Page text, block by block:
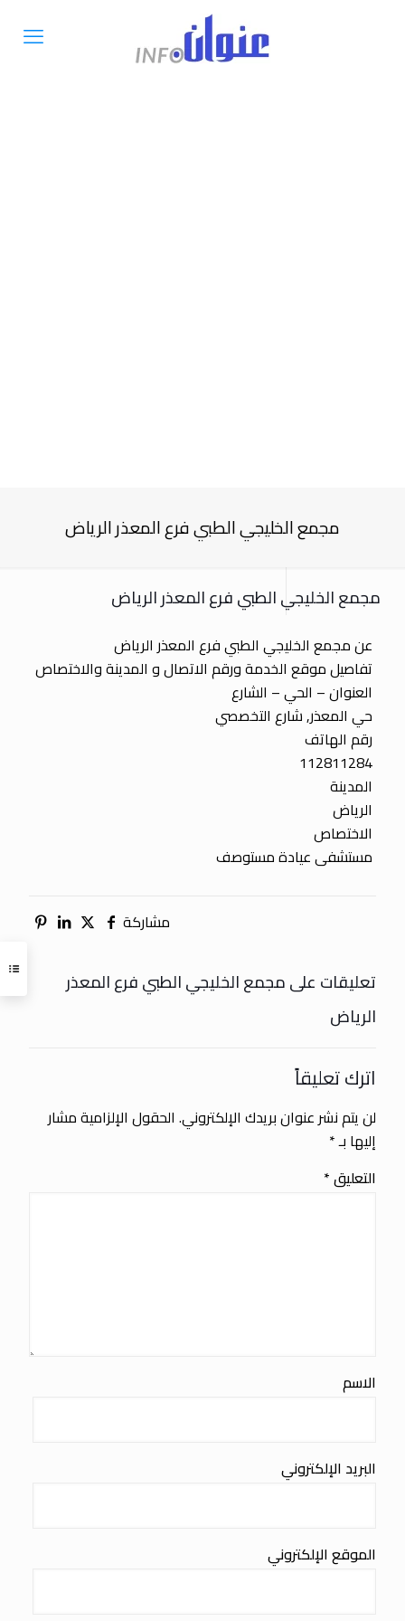
مجمع الخليجي الطبي فرع المعذر الرياض
مجمع الخليجي الطبي فرع المعذر الرياض
عن مجمع الخليجي الطبي فرع المعذر الرياض
تفاصيل موقع الخدمة ورقم الاتصال و المدينة والاختصاص
العنوان – الحي – الشارع
حي المعذر, شارع التخصصي
رقم الهاتف
112811284
المدينة
الرياض
الاختصاص
مستشفى عيادة مستوصف
مشاركة
تعليقات على مجمع الخليجي الطبي فرع المعذر
الرياض
اترك تعليقاً
لن يتم نشر عنوان بريدك الإلكتروني. الحقول الإلزامية مشار
إليها بـ*
التعليق*
الاسم
البريد الإلكتروني
الموقع الإلكتروني